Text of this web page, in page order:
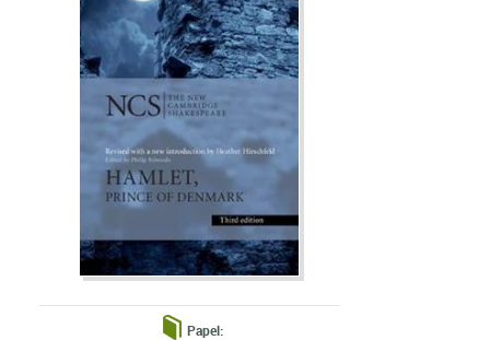
Papel: